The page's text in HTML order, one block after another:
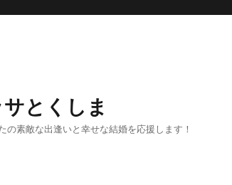
とくしま
の素敵な出逢いと幸せな結婚を応援します！